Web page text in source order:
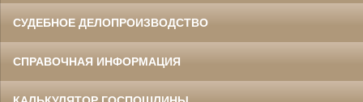
СУДЕБНОЕ ДЕЛОПРОИЗВОДСТВО
СПРАВОЧНАЯ ИНФОРМАЦИЯ